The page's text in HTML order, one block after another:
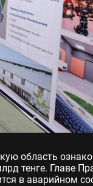
область
тенге. Главе
в аварийном